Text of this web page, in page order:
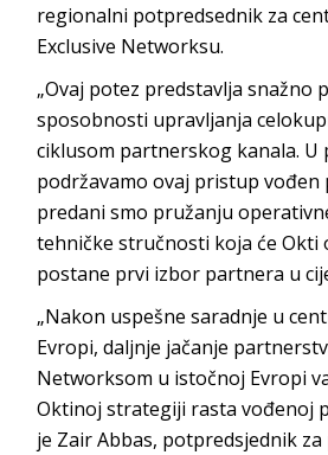
regionalni potpredsednik za
Exclusive Networksu.
„Ovaj potez predstavlja snažno
sposobnosti upravljanja
ciklusom partnerskog kanala.
podržavamo ovaj pristup vođen
predani smo pružanju
tehničke stručnosti koja će Okti
postane prvi izbor partnera u
„Nakon uspešne saradnje u
Evropi, daljnje jačanje
Networksom u istočnoj Evropi
Oktinoj strategiji rasta vođenoj
je Zair Abbas, potpredsjednik